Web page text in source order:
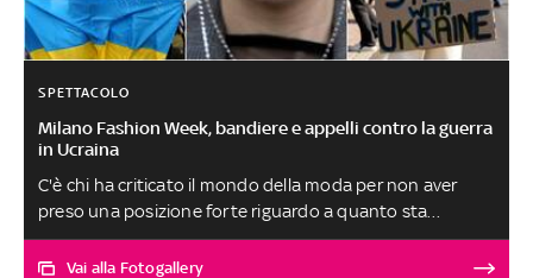
SPETTACOLO
Milano Fashion Week, bandiere e appelli contro la guerra
in Ucraina
C'è chi ha criticato il mondo della moda per non aver
preso una posizione forte riguardo a quanto sta
succedendo in Est Europa. Messaggi di pace e condanna
al conflitto sono però spuntati fuori dalle sfilate - da
Vai alla Fotogallery